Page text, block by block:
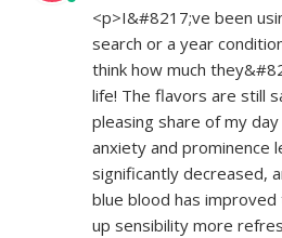
<p>I&#8217;ve been
search or a year
think how much
life! The flavors are still
pleasing share of my
anxiety and prominence
significantly decreased,
blue blood has
up sensibility more